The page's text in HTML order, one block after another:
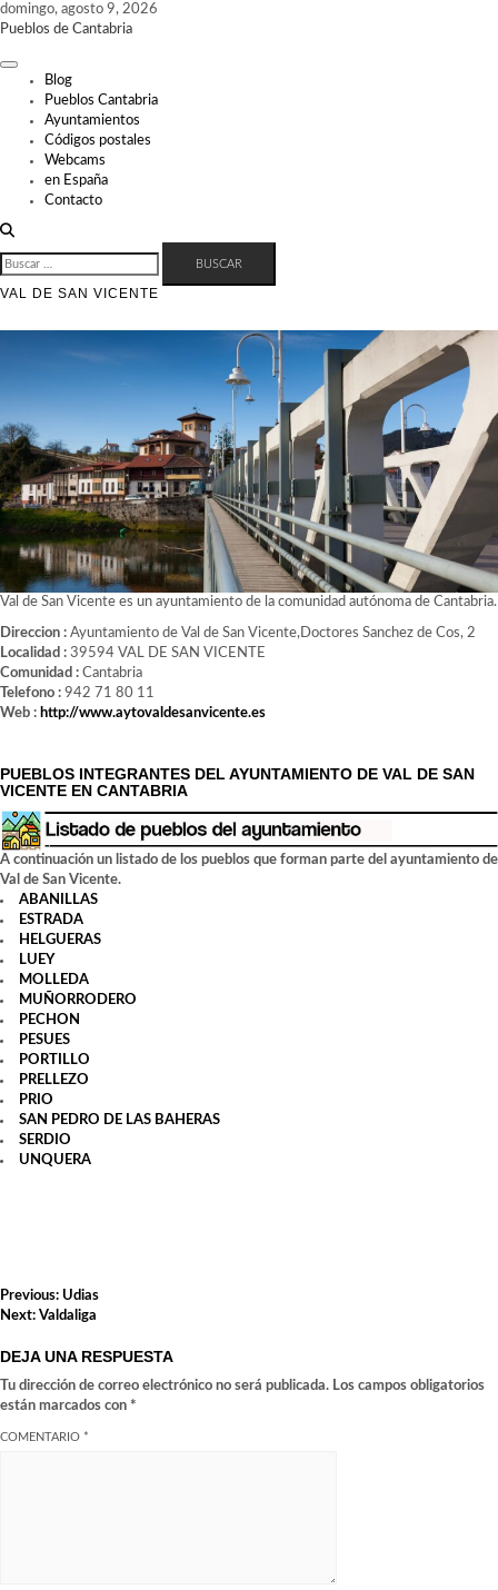
Skip
to
domingo, agosto 9, 2026
Pueblos de Cantabria
Blog
Pueblos Cantabria
Ayuntamientos
Códigos postales
Webcams
en España
Contacto
BUSCAR:
VAL DE SAN VICENTE
Val de San Vicente es un ayuntamiento de la comunidad autónoma de Cantabria.
Direccion : Ayuntamiento de Val de San Vicente,Doctores Sanchez de Cos, 2
Localidad : 39594 VAL DE SAN VICENTE
Comunidad : Cantabria
Telefono : 942 71 80 11
Web : http://www.aytovaldesanvicente.es
PUEBLOS INTEGRANTES DEL AYUNTAMIENTO DE VAL DE SAN
VICENTE EN CANTABRIA
A continuación un listado de los pueblos que forman parte del ayuntamiento de
Val de San Vicente.
ABANILLAS
ESTRADA
HELGUERAS
LUEY
MOLLEDA
MUÑORRODERO
PECHON
PESUES
PORTILLO
PRELLEZO
PRIO
SAN PEDRO DE LAS BAHERAS
SERDIO
UNQUERA
NAVEGACIÓN
DE
Previous: Udias
Next: Valdaliga
DEJA UNA RESPUESTA
Tu dirección de correo electrónico no será publicada. Los campos obligatorios
están marcados con *
COMENTARIO *